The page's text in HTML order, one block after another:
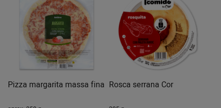
Pizza margarita massa fina Rosca serrana Cor